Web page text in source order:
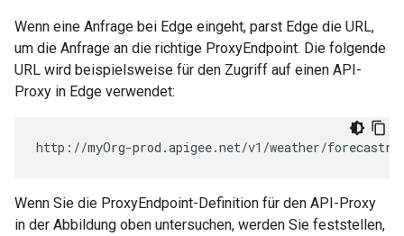
Wenn eine Anfrage bei Edge eingeht, parst Edge die URL,
um die Anfrage an die richtige ProxyEndpoint. Die folgende
URL wird beispielsweise für den Zugriff auf einen API-
Proxy in Edge verwendet:
http://myOrg-prod.apigee.net/v1/weather/
Wenn Sie die ProxyEndpoint-Definition für den API-Proxy
in der Abbildung oben untersuchen, werden Sie feststellen,